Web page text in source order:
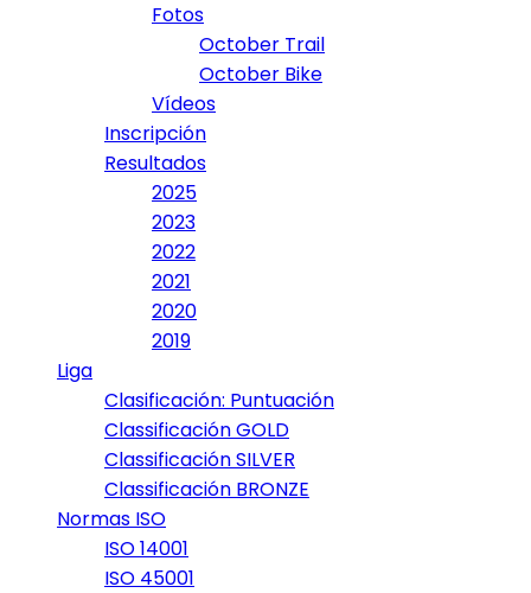
Fotos
October Trail
October Bike
Vídeos
Inscripción
Resultados
2025
2023
2022
2021
2020
2019
Liga
Clasificación: Puntuación
Classificación GOLD
Classificación SILVER
Classificación BRONZE
Normas ISO
ISO 14001
ISO 45001